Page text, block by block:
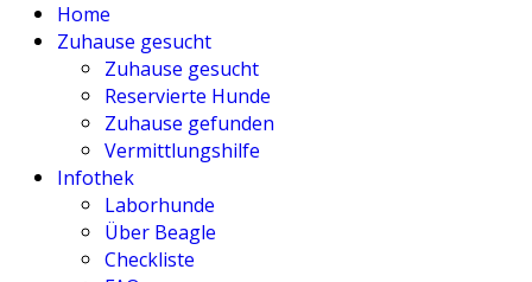
Home
Zuhause gesucht
Zuhause gesucht
Reservierte Hunde
Zuhause gefunden
Vermittlungshilfe
Infothek
Laborhunde
Über Beagle
Checkliste